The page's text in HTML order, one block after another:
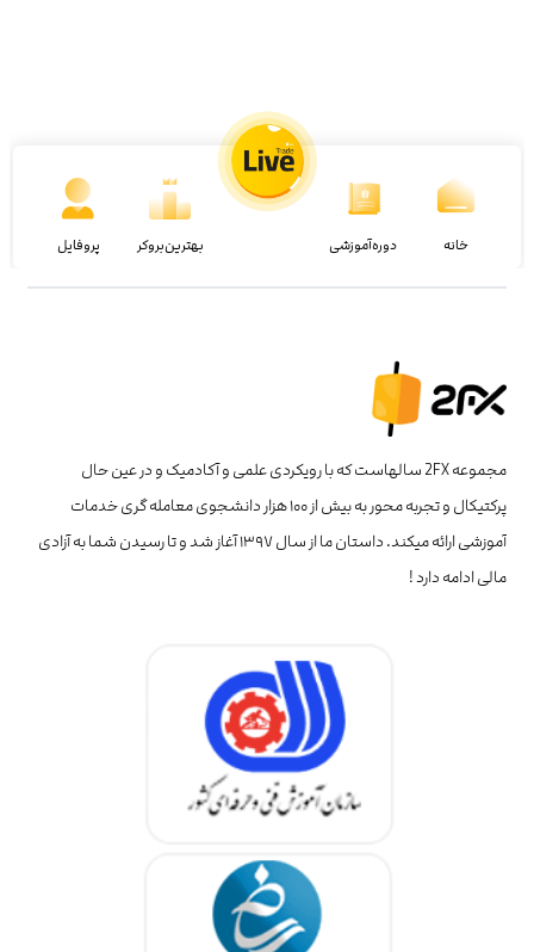
خانه دوره‌آموزشی بهترین‌بروکر پروفایل
مجموعه 2FX سالهاست که با رویکردی علمی و آکادمیک و در عین حال
پرکتیکال و تجربه محور به بیش از ۱۰۰ هزار دانشجوی معامله گری خدمات
آموزشی ارائه میکند. داستان ما از سال ۱۳۹۷ آغاز شد و تا رسیدن شما به آزادی
مالی ادامه دارد !